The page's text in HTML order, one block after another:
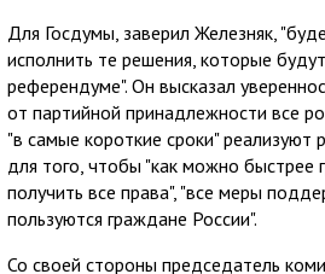
Для Госдумы, заверил Железняк,
исполнить те решения, которые
референдуме". Он высказал
от партийной принадлежности все
"в самые короткие сроки"
для того, чтобы "как можно быстрее
получить все права", "все меры
пользуются граждане России".
Со своей стороны председатель